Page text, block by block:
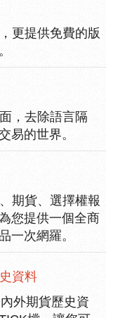
更提供免費的版
，去除語言隔
易的世界。
期貨、選擇權報
您提供一個全商
一次網羅。
資料
外期貨歷史資